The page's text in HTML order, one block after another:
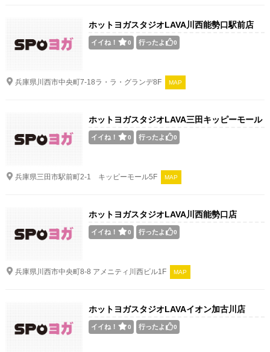
ホットヨガスタジオLAVA川西能勢口駅前店
イイね！ 0 行ったよ 0
兵庫県川西市中央町7-18ラ・ラ・グランデ8F MAP
ホットヨガスタジオLAVA三田キッピーモール
店イイね！ 0 行ったよ 0
兵庫県三田市駅前町2-1 キッピーモール5F MAP
ホットヨガスタジオLAVA川西能勢口店
イイね！ 0 行ったよ 0
兵庫県川西市中央町8-8 アメニティ川西ビル1F MAP
ホットヨガスタジオLAVAイオン加古川店
イイね！ 0 行ったよ 0